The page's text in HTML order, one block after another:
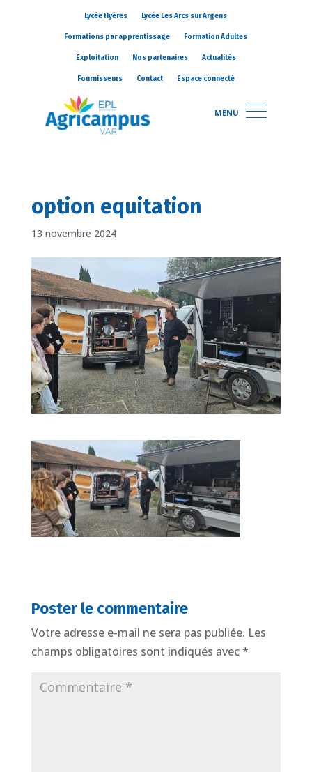
Lycée Hyères Lycée Les Arcs sur Argens
Formations par apprentissage Formation Adultes
Exploitation Nos partenaires Actualités
Fournisseurs Contact Espace connecté
MENU
option equitation
13 novembre 2024
Poster le commentaire
Votre adresse e-mail ne sera pas publiée. Les
champs obligatoires sont indiqués avec*